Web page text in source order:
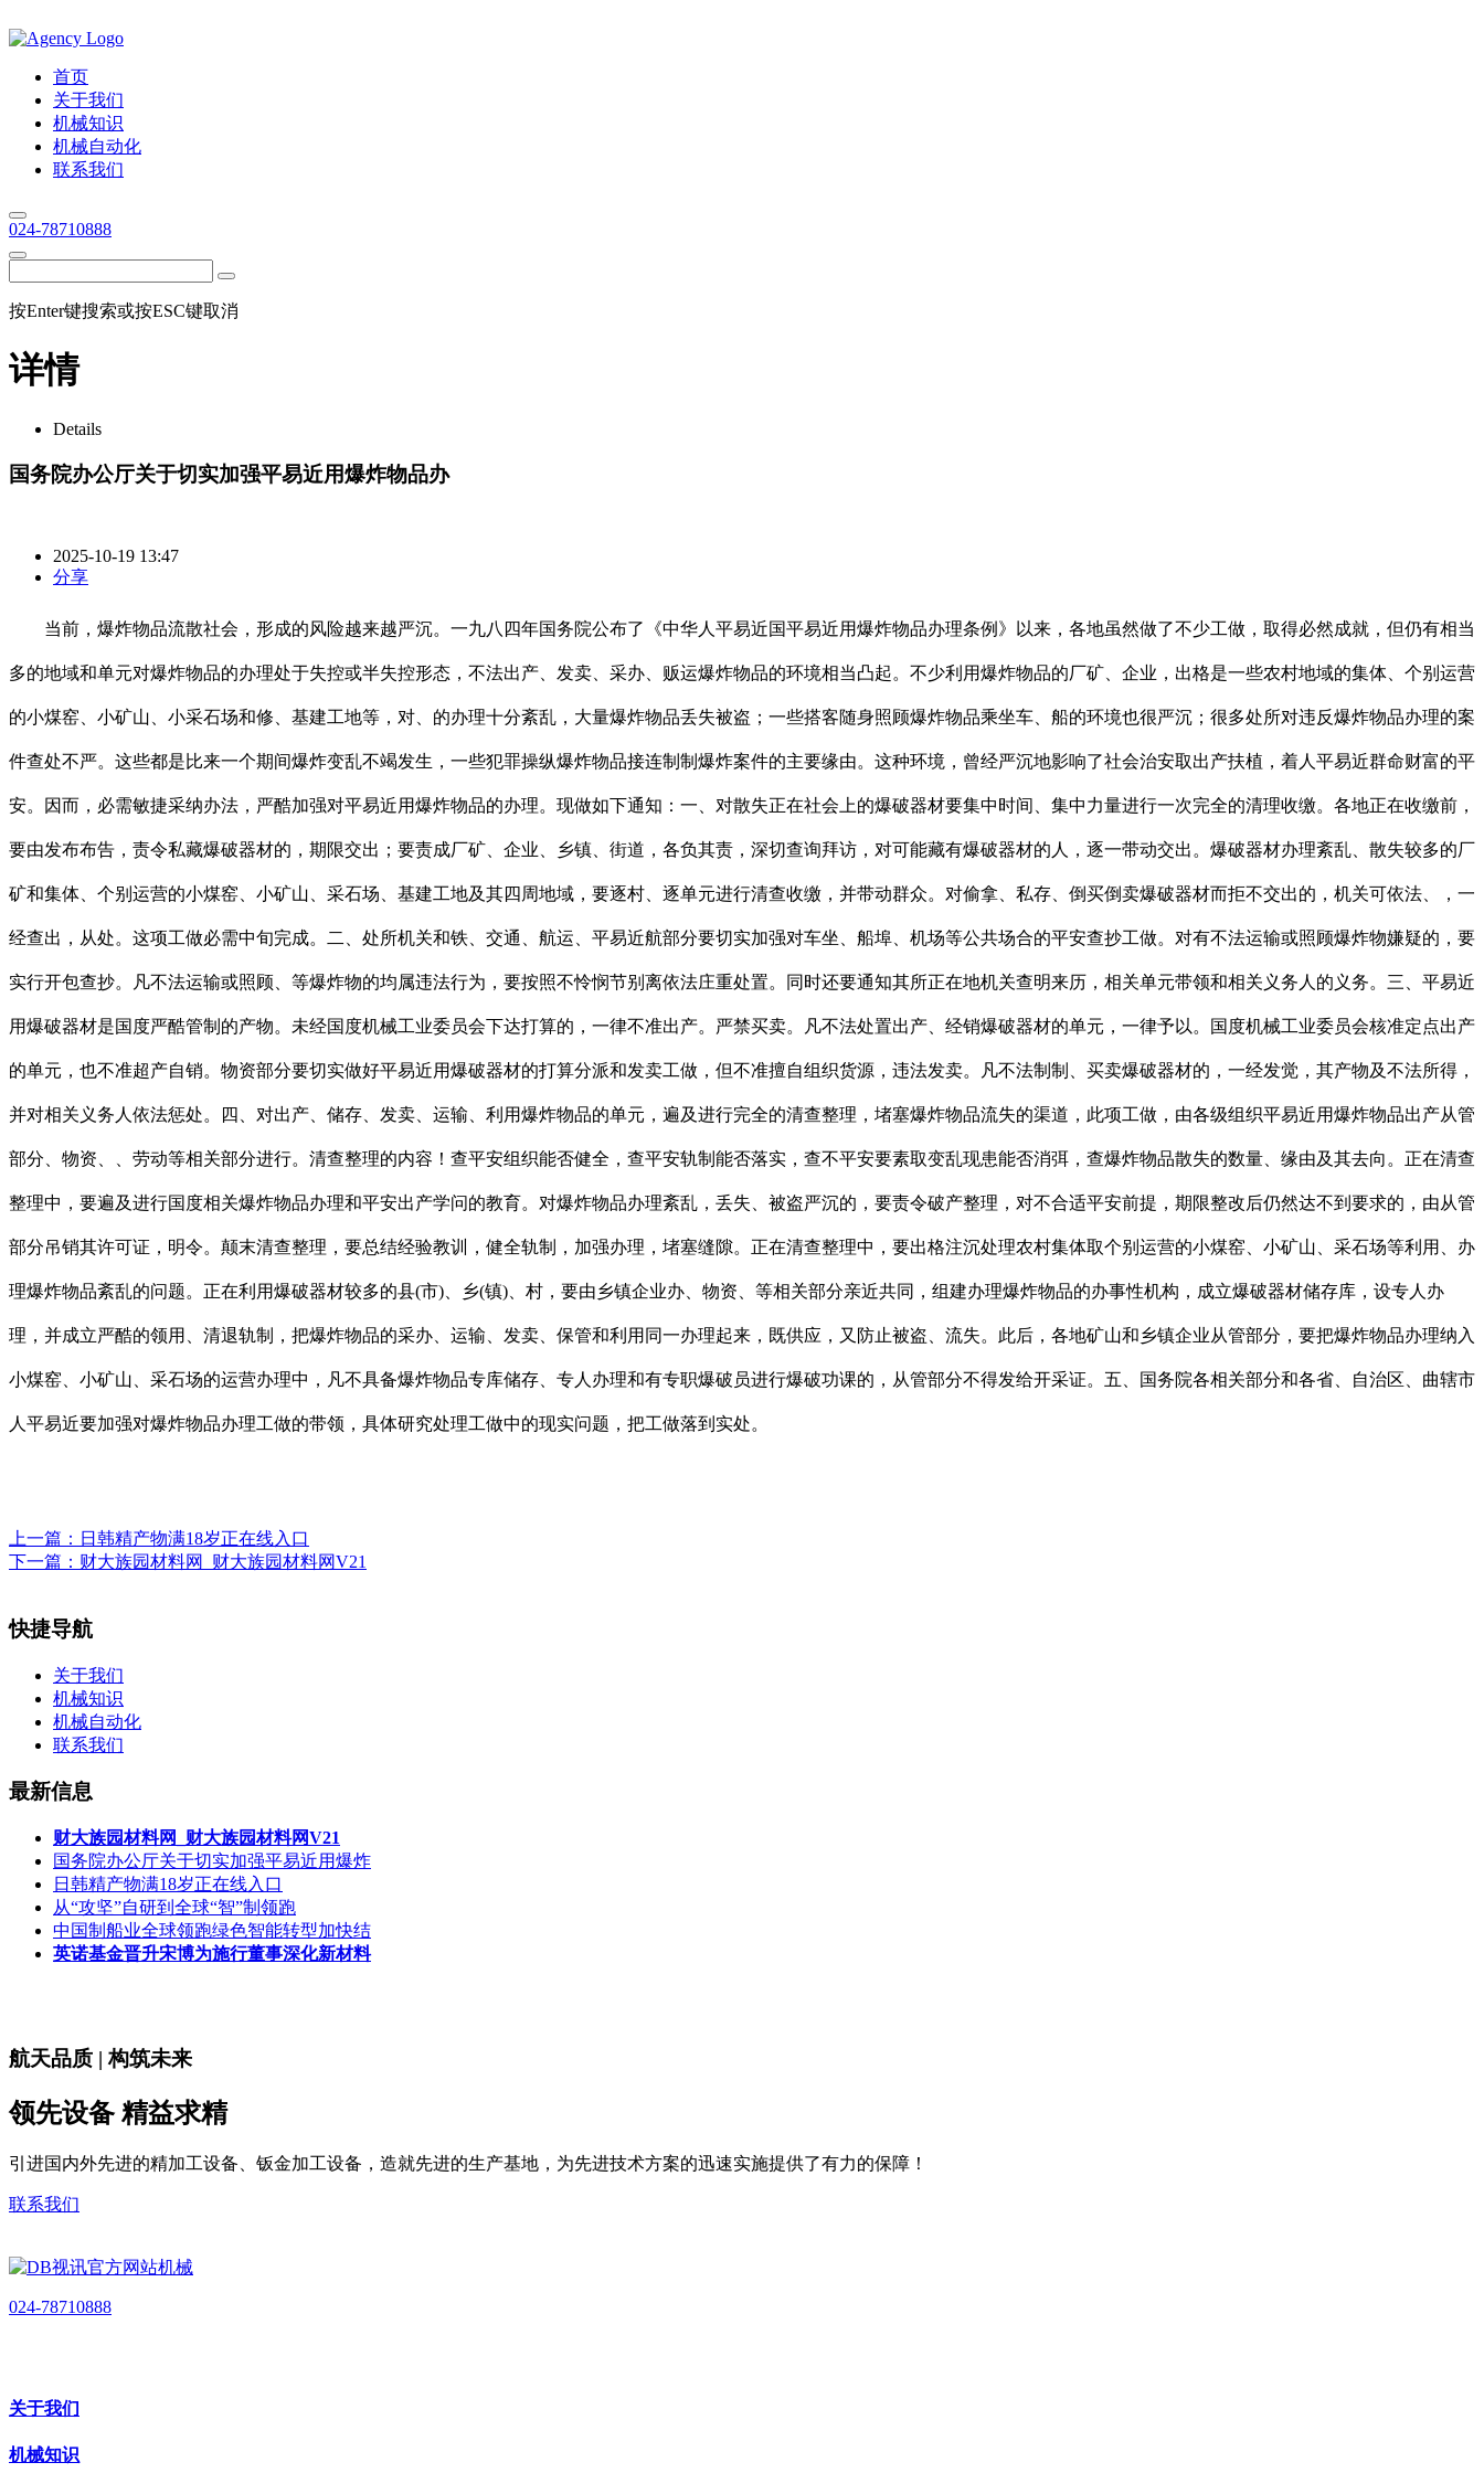
首页
关于我们
机械知识
机械自动化
联系我们
024-78710888
按Enter键搜索或按ESC键取消
详情
Details
国务院办公厅关于切实加强平易近用爆炸物品办
2025-10-19 13:47
分享
当前，爆炸物品流散社会，形成的风险越来越严沉。一九八四年国务院公布了《中华人平易近国平易近用爆炸物品办理条例》以来，各地虽然做了不少工做，取得必然成就，但仍有相当
多的地域和单元对爆炸物品的办理处于失控或半失控形态，不法出产、发卖、采办、贩运爆炸物品的环境相当凸起。不少利用爆炸物品的厂矿、企业，出格是一些农村地域的集体、个别运营
的小煤窑、小矿山、小采石场和修、基建工地等，对、的办理十分紊乱，大量爆炸物品丢失被盗；一些搭客随身照顾爆炸物品乘坐车、船的环境也很严沉；很多处所对违反爆炸物品办理的案
件查处不严。这些都是比来一个期间爆炸变乱不竭发生，一些犯罪操纵爆炸物品接连制制爆炸案件的主要缘由。这种环境，曾经严沉地影响了社会治安取出产扶植，着人平易近群命财富的平
安。因而，必需敏捷采纳办法，严酷加强对平易近用爆炸物品的办理。现做如下通知：一、对散失正在社会上的爆破器材要集中时间、集中力量进行一次完全的清理收缴。各地正在收缴前，
要由发布布告，责令私藏爆破器材的，期限交出；要责成厂矿、企业、乡镇、街道，各负其责，深切查询拜访，对可能藏有爆破器材的人，逐一带动交出。爆破器材办理紊乱、散失较多的厂
矿和集体、个别运营的小煤窑、小矿山、采石场、基建工地及其四周地域，要逐村、逐单元进行清查收缴，并带动群众。对偷拿、私存、倒买倒卖爆破器材而拒不交出的，机关可依法、，一
经查出，从处。这项工做必需中旬完成。二、处所机关和铁、交通、航运、平易近航部分要切实加强对车坐、船埠、机场等公共场合的平安查抄工做。对有不法运输或照顾爆炸物嫌疑的，要
实行开包查抄。凡不法运输或照顾、等爆炸物的均属违法行为，要按照不怜悯节别离依法庄重处置。同时还要通知其所正在地机关查明来历，相关单元带领和相关义务人的义务。三、平易近
用爆破器材是国度严酷管制的产物。未经国度机械工业委员会下达打算的，一律不准出产。严禁买卖。凡不法处置出产、经销爆破器材的单元，一律予以。国度机械工业委员会核准定点出产
的单元，也不准超产自销。物资部分要切实做好平易近用爆破器材的打算分派和发卖工做，但不准擅自组织货源，违法发卖。凡不法制制、买卖爆破器材的，一经发觉，其产物及不法所得，
并对相关义务人依法惩处。四、对出产、储存、发卖、运输、利用爆炸物品的单元，遍及进行完全的清查整理，堵塞爆炸物品流失的渠道，此项工做，由各级组织平易近用爆炸物品出产从管
部分、物资、、劳动等相关部分进行。清查整理的内容！查平安组织能否健全，查平安轨制能否落实，查不平安要素取变乱现患能否消弭，查爆炸物品散失的数量、缘由及其去向。正在清查
整理中，要遍及进行国度相关爆炸物品办理和平安出产学问的教育。对爆炸物品办理紊乱，丢失、被盗严沉的，要责令破产整理，对不合适平安前提，期限整改后仍然达不到要求的，由从管
部分吊销其许可证，明令。颠末清查整理，要总结经验教训，健全轨制，加强办理，堵塞缝隙。正在清查整理中，要出格注沉处理农村集体取个别运营的小煤窑、小矿山、采石场等利用、办
理爆炸物品紊乱的问题。正在利用爆破器材较多的县(市)、乡(镇)、村，要由乡镇企业办、物资、等相关部分亲近共同，组建办理爆炸物品的办事性机构，成立爆破器材储存库，设专人办
理，并成立严酷的领用、清退轨制，把爆炸物品的采办、运输、发卖、保管和利用同一办理起来，既供应，又防止被盗、流失。此后，各地矿山和乡镇企业从管部分，要把爆炸物品办理纳入
小煤窑、小矿山、采石场的运营办理中，凡不具备爆炸物品专库储存、专人办理和有专职爆破员进行爆破功课的，从管部分不得发给开采证。五、国务院各相关部分和各省、自治区、曲辖市
人平易近要加强对爆炸物品办理工做的带领，具体研究处理工做中的现实问题，把工做落到实处。
上一篇： 日韩精产物满18岁正在线入口
下一篇： 财大族园材料网_财大族园材料网V21
快捷导航
关于我们
机械知识
机械自动化
联系我们
最新信息
财大族园材料网_财大族园材料网V21
国务院办公厅关于切实加强平易近用爆炸
日韩精产物满18岁正在线入口
从“攻坚”自研到全球“智”制领跑
中国制船业全球领跑绿色智能转型加快结
英诺基金晋升宋博为施行董事深化新材料
航天品质 | 构筑未来
领先设备 精益求精
引进国内外先进的精加工设备、钣金加工设备，造就先进的生产基地，为先进技术方案的迅速实施提供了有力的保障！
联系我们
024-78710888
关于我们
机械知识